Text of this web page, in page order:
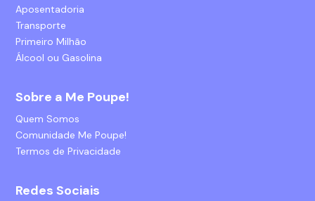
Aposentadoria
Transporte
Primeiro Milhão
Álcool ou Gasolina
Sobre a Me Poupe!
Quem Somos
Comunidade Me Poupe!
Termos de Privacidade
Redes Sociais